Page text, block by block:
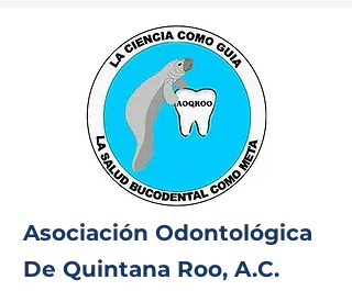
Asociación Odontológica
De Quintana Roo, A.C.